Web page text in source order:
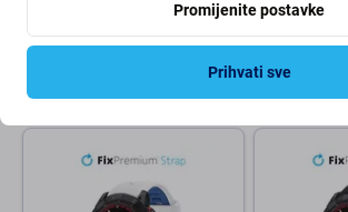
Garmin (QuickFit 22mm), žuti
Silikonski
(22mm),
Promijenite postavke
Prihvati sve